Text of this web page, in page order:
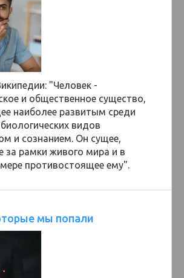
"Человек -
и общественное существо,
наиболее развитым среди
видов
и сознанием. Он сущее,
за рамки живого мира и в
противостоящее ему".
мы попали